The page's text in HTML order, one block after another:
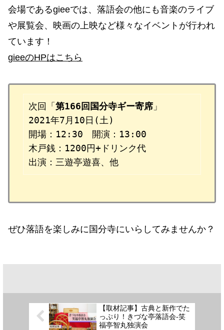
会場であるgieeでは、落語会の他にも音楽のライブ
や展覧会、映画の上映など様々なイベントが行われ
ています！
gieeのHPはこちら
次回「第166回国分寺ギー寄席 」
2021年7月10日(土)
開場：12:30　開演：13:00
木戸銭：1200円+ドリンク代
出演：三遊亭遊喜、他
ぜひ落語を楽しみに国分寺にいらしてみませんか？
【取材記事】古典と新作でた
っぷり！きづな亭落語会-笑
福亭智丸独演会